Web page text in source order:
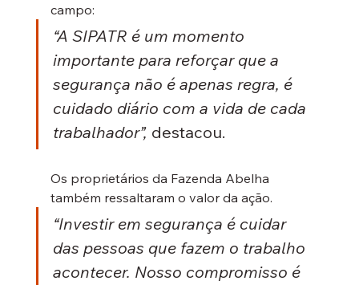
campo:
“A SIPATR é um momento
importante para reforçar que a
segurança não é apenas regra, é
cuidado diário com a vida de cada
trabalhador”, destacou.
Os proprietários da Fazenda Abelha
também ressaltaram o valor da ação.
“Investir em segurança é cuidar
das pessoas que fazem o trabalho
acontecer. Nosso compromisso é